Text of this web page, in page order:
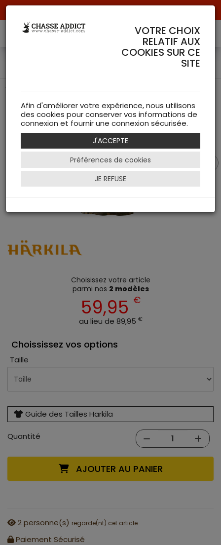
T-Shirt Lynx Härkila (2XL)
T-Shirt de chasse camouflage de chez Härkila
Choisissez votre article
parmi nos 2 modèles
59,95 €
au lieu de 89,95 €
Choississez vos options
Taille
Guide des Tailles Harkila
Quantité
AJOUTER AU PANIER
2personne(s) regarde(nt) cet article
Paiement Sécurisé
VOTRE CHOIX
RELATIF AUX
COOKIES SUR CE
SITE
Afin d'améliorer votre expérience, nous utilisons
des cookies pour conserver vos informations de
connexion et fournir une connexion sécurisée.
J'ACCEPTE
Préférences de cookies
JE REFUSE